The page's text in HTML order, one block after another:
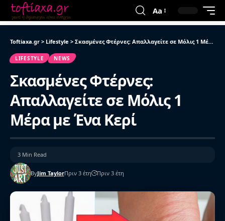
Aa
Toftiaxa.gr > Lifestyle > Σκασμένες Φτέρνες: Απαλλαγείτε σε Μόλις 1 Μέρα με Ένα Κερί
LIFESTYLE NEWS
Σκασμένες Φτέρνες:
Απαλλαγείτε σε Μόλις 1
Μέρα με Ένα Κερί
ByJim TaylorΠριν 3 έτη Πριν 3 έτη
3 Min Read